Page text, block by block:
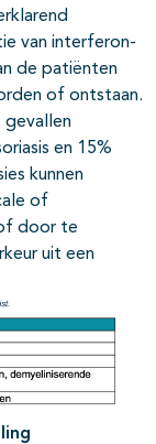
van interferon-
de patiënten
of ontstaan.
gevallen
en 15%
kunnen
of
door te
uit een